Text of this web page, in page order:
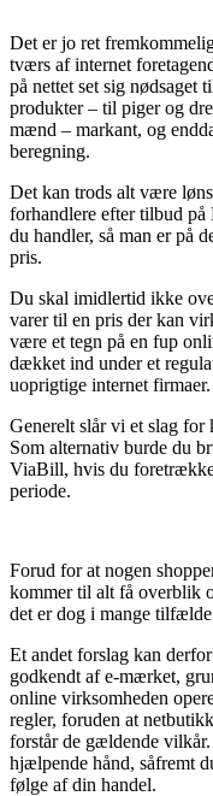
Det er jo ret
tværs af internet
på nettet set sig nødsaget
produkter – til piger og
mænd – markant, og
beregning.
Det kan trods alt være
forhandlere efter tilbud
du handler, så man er på
pris.
Du skal imidlertid ikke
varer til en pris der kan
være et tegn på en fup
dækket ind under et
uoprigtige internet firmaer.
Generelt slår vi et slag
Som alternativ burde du
ViaBill, hvis du
periode.
Forud for at nogen
kommer til alt få overblik
det er dog i mange
Et andet forslag kan
godkendt af e-mærket,
online virksomheden
regler, foruden at
forstår de gældende
hjælpende hånd, såfremt
følge af din handel.